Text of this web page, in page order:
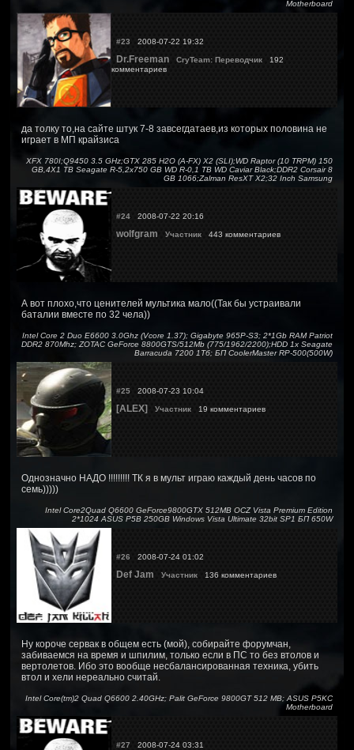
Motherboard
#23 2008-07-22 19:32
Dr.Freeman CryTeam: Переводчик 192
комментариев
да толку то,на сайте штук 7-8 завсегдатаев,из которых половина не
играет в МП крайзиса
XFX 780I;Q9450 3.5 GHz;GTX 285 H2O (A-FX) X2 (SLI);WD Raptor (10 TRPM) 150
GB,4X1 TB Seagate R-5,2x750 GB WD R-0,1 TB WD Caviar Black;DDR2 Corsair 8
GB 1066;Zalman ResXT X2;32 Inch Samsung
#24 2008-07-22 20:16
wolfgram Участник 443 комментариев
А вот плохо,что ценителей мультика мало((Так бы устраивали
баталии вместе по 32 чела))
Intel Core 2 Duo E6600 3.0Ghz (Vcore 1.37); Gigabyte 965P-S3; 2*1Gb RAM Patriot
DDR2 870Mhz; ZOTAC GeForce 8800GTS/512Mb (775/1962/2200);HDD 1x Seagate
Barracuda 7200 1Тб; БП CoolerMaster RP-500(500W)
#25 2008-07-23 10:04
[ALEX] Участник 19 комментариев
Однозначно НАДО !!!!!!!!! ТК я в мульт играю каждый день часов по
семь)))))
Intel Core2Quad Q6600 GeForce9800GTX 512MB OCZ Vista Premium Edition
2*1024 ASUS P5B 250GB Windows Vista Ultimate 32bit SP1 БП 650W
#26 2008-07-24 01:02
Def Jam Участник 136 комментариев
Ну короче сервак в общем есть (мой), собирайте форумчан,
забиваемся на время и шпилим, только если в ПС то без втолов и
вертолетов. Ибо это вообще несбалансированная техника, убить
втол и хели нереально считай.
Intel Core(tm)2 Quad Q6600 2.40GHz; Palit GeForce 9800GT 512 MB; ASUS P5KC
Motherboard
#27 2008-07-24 03:31